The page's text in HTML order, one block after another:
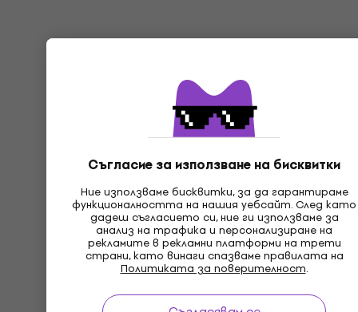
Съгласие за използване на бисквитки
Ние използваме бисквитки, за да гарантираме
функционалността на нашия уебсайт. След като
дадеш съгласието си, ние ги използваме за
анализ на трафика и персонализиране на
рекламите в рекламни платформи на трети
страни, като винаги спазваме правилата на
Политиката за поверителност.